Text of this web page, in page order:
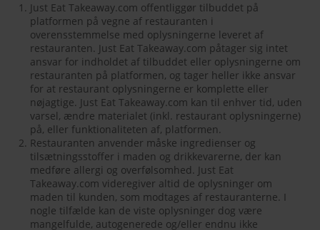
Just Eat Takeaway.com offentliggør tilbuddet på
platformen på vegne af restauranten i
overensstemmelse med oplysningerne leveret af
restauranten. Just Eat Takeaway.com påtager sig intet
ansvar for indholdet af tilbuddet eller oplysningerne om
restauranten på platformen, og tager heller ikke ansvar
for at restaurant oplysningerne er komplette eller
nøjagtige. Just Eat Takeaway.com kan til enhver tid, uden
varsel, ændre materialet (inkl. restaurant oplysningerne)
på, eller funktionaliteten af, platformen.
Restauranten anvender måske ingredienser og
tilsætningsstoffer i maden og drikkevarerne, der kan
medføre allergi og overfølsomhed. Just Eat
Takeaway.com videregiver altid de oplysninger om
maden til kunden, som modtages af restauranterne. I
nogle tilfælde kan de viste oplysninger dog være
mangelfulde, autogenerede og/eller endnu ikke